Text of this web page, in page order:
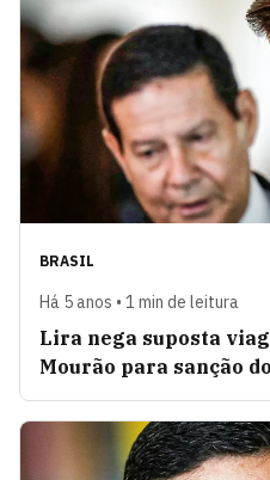
BRASIL
Há 5 anos • 1 min de leitura
Lira nega suposta
Mourão para sanção